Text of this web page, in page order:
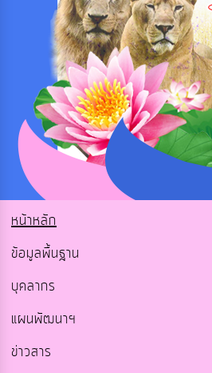
หน้าหลัก
ข้อมูลพื้นฐาน
บุคลากร
แผนพัฒนาฯ
ข่าวสาร